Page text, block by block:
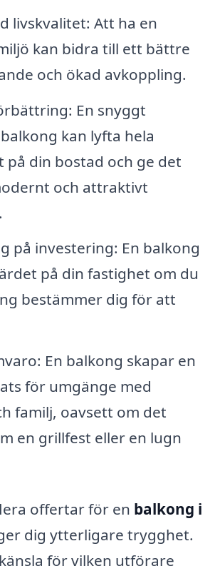
livskvalitet: Att ha en
kan bidra till ett bättre
och ökad avkoppling.
En snyggt
kan lyfta hela
på din bostad och ge det
och attraktivt
på investering: En balkong
på din fastighet om du
bestämmer dig för att
En balkong skapar en
för umgänge med
familj, oavsett om det
en grillfest eller en lugn
offertar för en balkong i
dig ytterligare trygghet.
för vilken utförare